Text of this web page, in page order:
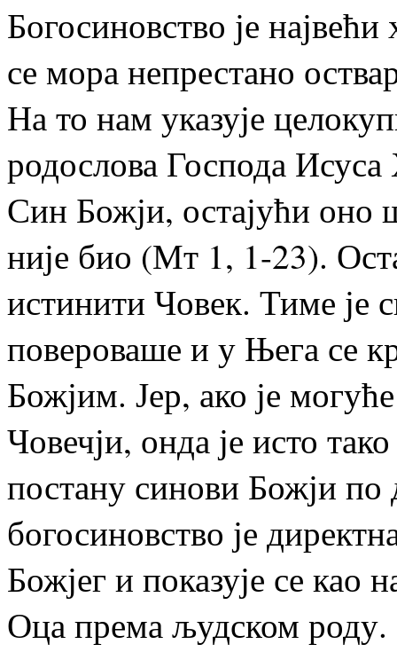
Богосиновство је
се мора непрестано
На то нам указује
родослова Господа
Син Божји, остајући оно
није био (Мт 1, 1-23).
истинити Човек. Тиме је
повероваше и у Њега се
Божјим. Јер, ако је
Човечји, онда је исто
постану синови Божји
богосиновство је
Божјег и показује се као
Оца према људском роду.